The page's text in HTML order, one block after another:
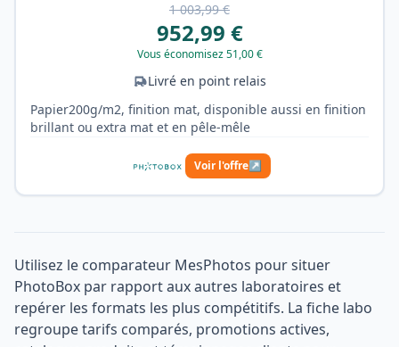
1 003,99 €
952,99 €
Vous économisez 51,00 €
Livré en point relais
Papier200g/m2, finition mat, disponible aussi en finition
brillant ou extra mat et en pêle-mêle
Voir l'offre↗
Utilisez le comparateur MesPhotos pour situer
PhotoBox par rapport aux autres laboratoires et
repérer les formats les plus compétitifs. La fiche labo
regroupe tarifs comparés, promotions actives,